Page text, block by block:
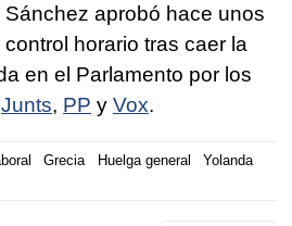
aprobó hace unos
horario tras caer la
en el Parlamento por los
Junts, PP y Vox.
Grecia Huelga general
Yolanda